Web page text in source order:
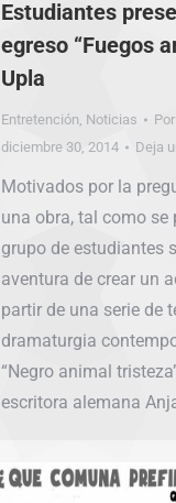
Estudiantes
egreso “Fuegos
Upla
Entretención, Noticias Por
diciembre 30, 2014
Deja
Motivados por la
una obra, tal como se
grupo de estudiantes
aventura de crear un
partir de una serie de
dramaturgia
“Negro animal
escritora alemana